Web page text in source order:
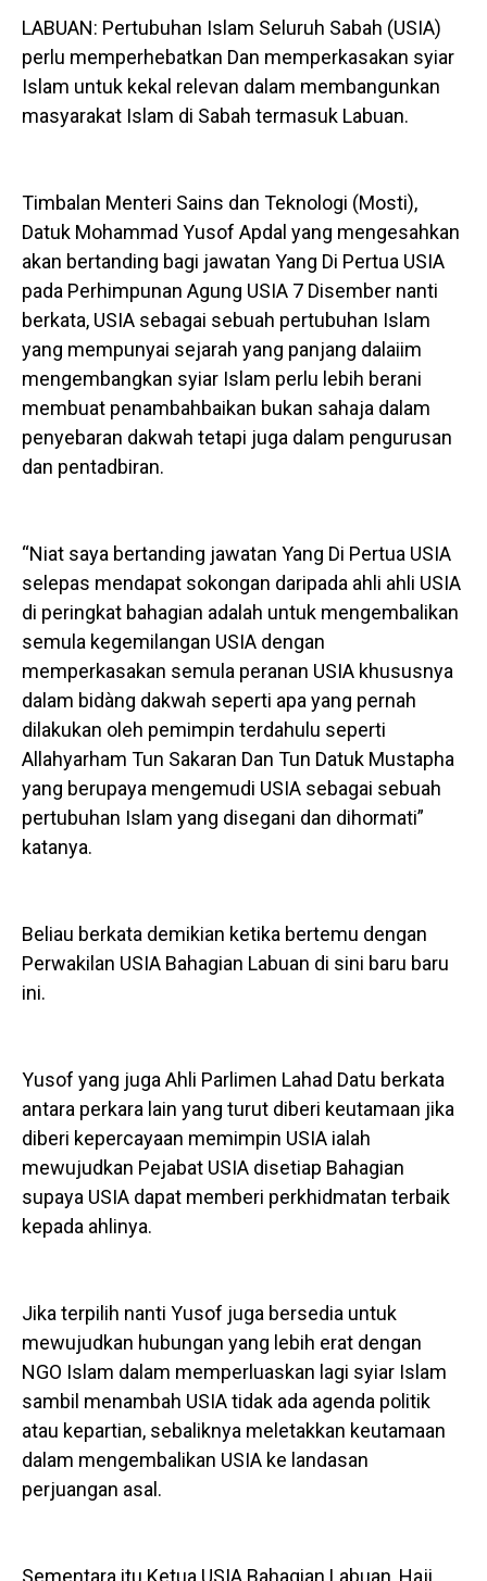
LABUAN: Pertubuhan Islam Seluruh Sabah (USIA)
perlu memperhebatkan Dan memperkasakan syiar
Islam untuk kekal relevan dalam membangunkan
masyarakat Islam di Sabah termasuk Labuan.
Timbalan Menteri Sains dan Teknologi (Mosti),
Datuk Mohammad Yusof Apdal yang mengesahkan
akan bertanding bagi jawatan Yang Di Pertua USIA
pada Perhimpunan Agung USIA 7 Disember nanti
berkata, USIA sebagai sebuah pertubuhan Islam
yang mempunyai sejarah yang panjang dalaiim
mengembangkan syiar Islam perlu lebih berani
membuat penambahbaikan bukan sahaja dalam
penyebaran dakwah tetapi juga dalam pengurusan
dan pentadbiran.
“Niat saya bertanding jawatan Yang Di Pertua USIA
selepas mendapat sokongan daripada ahli ahli USIA
di peringkat bahagian adalah untuk mengembalikan
semula kegemilangan USIA dengan
memperkasakan semula peranan USIA khususnya
dalam bidàng dakwah seperti apa yang pernah
dilakukan oleh pemimpin terdahulu seperti
Allahyarham Tun Sakaran Dan Tun Datuk Mustapha
yang berupaya mengemudi USIA sebagai sebuah
pertubuhan Islam yang disegani dan dihormati”
katanya.
Beliau berkata demikian ketika bertemu dengan
Perwakilan USIA Bahagian Labuan di sini baru baru
ini.
Yusof yang juga Ahli Parlimen Lahad Datu berkata
antara perkara lain yang turut diberi keutamaan jika
diberi kepercayaan memimpin USIA ialah
mewujudkan Pejabat USIA disetiap Bahagian
supaya USIA dapat memberi perkhidmatan terbaik
kepada ahlinya.
Jika terpilih nanti Yusof juga bersedia untuk
mewujudkan hubungan yang lebih erat dengan
NGO Islam dalam memperluaskan lagi syiar Islam
sambil menambah USIA tidak ada agenda politik
atau kepartian, sebaliknya meletakkan keutamaan
dalam mengembalikan USIA ke landasan
perjuangan asal.